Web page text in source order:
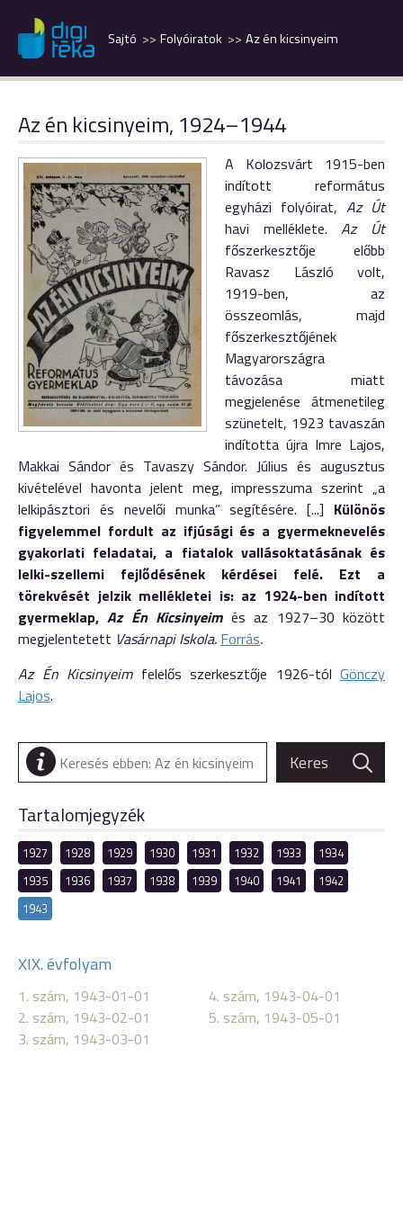
Az én kicsinyeim
Folyóiratok
Sajtó
Az én kicsinyeim, 1924–1944
A Kolozsvárt 1915-ben
indított református
egyházi folyóirat, Az Út
havi melléklete.Az Út
főszerkesztője előbb
Ravasz László volt,
1919-ben, az
összeomlás, majd
főszerkesztőjének
Magyarországra
távozása miatt
megjelenése átmenetileg
szünetelt, 1923 tavaszán
indította újra Imre Lajos,
Makkai Sándor és Tavaszy Sándor. Július és augusztus
kivételével havonta jelent meg, impresszuma szerint „a
lelkipásztori és nevelői munka” segítésére. [...] Különös
figyelemmel fordult az ifjúsági és a gyermeknevelés
gyakorlati feladatai, a fiatalok vallásoktatásának és
lelki-szellemi fejlődésének kérdései felé. Ezt a
törekvését jelzik mellékletei is: az 1924-ben indított
gyermeklap,Az Én Kicsinyeimés az 1927–30 között
megjelentetett Vasárnapi Iskola. Forrás.
Az Én Kicsinyeimfelelős szerkesztője 1926-tól Gönczy
Lajos.
Tartalomjegyzék
1927 1928 1929 1930 1931 1932 1933
1934
1935
1936 1937 1938 1939 1940 1941
1942
1943
XIX. évfolyam
1. szám, 1943-01-01
2. szám, 1943-02-01
3. szám, 1943-03-01
4. szám, 1943-04-01
5. szám, 1943-05-01